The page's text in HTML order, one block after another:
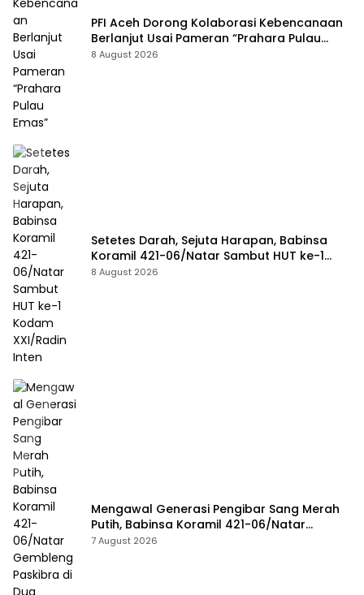
PFI Aceh Dorong Kolaborasi Kebencanaan
Berlanjut Usai Pameran “Prahara Pulau
Emas”
8 August 2026
Setetes Darah, Sejuta Harapan, Babinsa
Koramil 421-06/Natar Sambut HUT ke-1
Kodam XXI/Radin Inten
8 August 2026
Mengawal Generasi Pengibar Sang Merah
Putih, Babinsa Koramil 421-06/Natar
Gembleng Paskibra di Dua Kecamatan
7 August 2026